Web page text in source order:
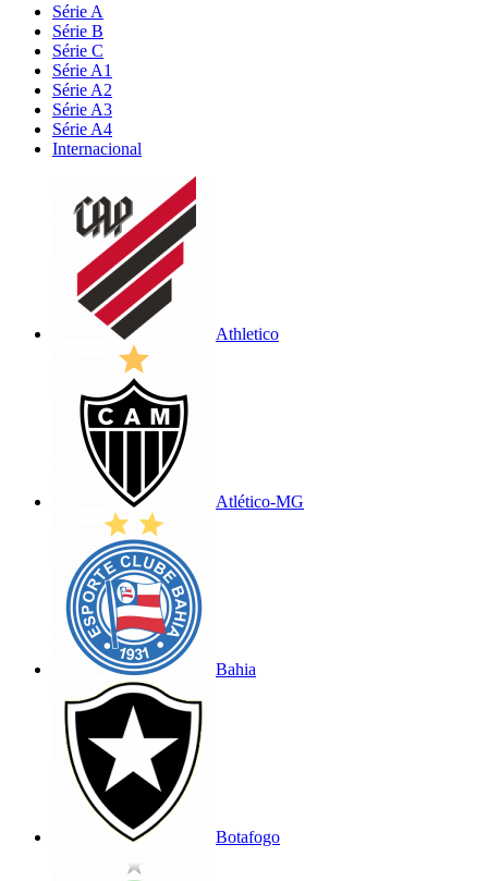
Série A
Série B
Série C
Série A1
Série A2
Série A3
Série A4
Internacional
Athletico
Atlético-MG
Bahia
Botafogo